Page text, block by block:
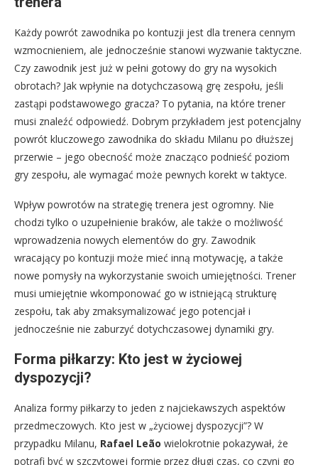
Każdy powrót zawodnika po kontuzji jest dla trenera cennym
wzmocnieniem, ale jednocześnie stanowi wyzwanie taktyczne.
Czy zawodnik jest już w pełni gotowy do gry na wysokich
obrotach? Jak wpłynie na dotychczasową grę zespołu, jeśli
zastąpi podstawowego gracza? To pytania, na które trener
musi znaleźć odpowiedź. Dobrym przykładem jest potencjalny
powrót kluczowego zawodnika do składu Milanu po dłuższej
przerwie – jego obecność może znacząco podnieść poziom
gry zespołu, ale wymagać może pewnych korekt w taktyce.
Wpływ powrotów na strategię trenera jest ogromny. Nie
chodzi tylko o uzupełnienie braków, ale także o możliwość
wprowadzenia nowych elementów do gry. Zawodnik
wracający po kontuzji może mieć inną motywację, a także
nowe pomysły na wykorzystanie swoich umiejętności. Trener
musi umiejętnie wkomponować go w istniejącą strukturę
zespołu, tak aby zmaksymalizować jego potencjał i
jednocześnie nie zaburzyć dotychczasowej dynamiki gry.
Forma piłkarzy: Kto jest w życiowej
dyspozycji?
Analiza formy piłkarzy to jeden z najciekawszych aspektów
przedmeczowych. Kto jest w „życiowej dyspozycji”? W
przypadku Milanu, Rafael Leão wielokrotnie pokazywał, że
potrafi być w szczytowej formie przez długi czas, co czyni go